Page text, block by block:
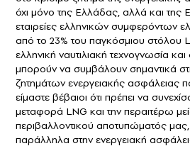
όχι μόνο της Ελλάδας, αλλά και της
εταιρείες ελληνικών συμφερόντων
από το 23% του παγκόσμιου στόλου
ελληνική ναυτιλιακή τεχνογνωσία
μπορούν να συμβάλουν σημαντικά
ζητημάτων ενεργειακής ασφάλειας
είμαστε βέβαιοι ότι πρέπει να
μεταφορά LNG και την περαιτέρω
περιβαλλοντικού αποτυπώματός
παράλληλα στην ενεργειακή